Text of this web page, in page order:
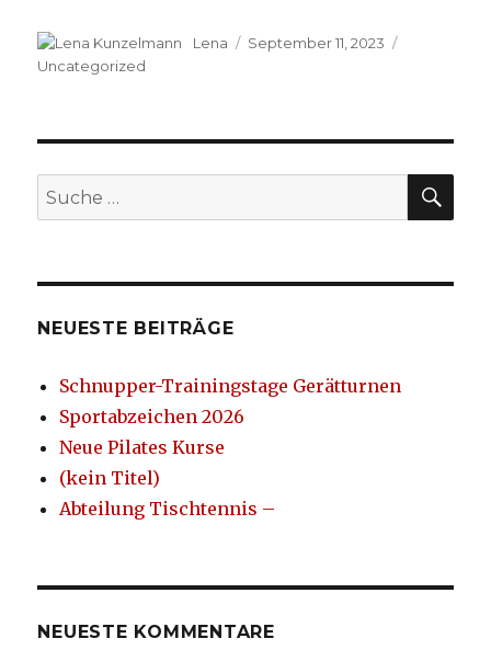
Autor
Lena
Veröffentlicht
September 11, 2023
Uncategorized
Suche
nach:
NEUESTE BEITRÄGE
Schnupper-Trainingstage Gerätturnen
Sportabzeichen 2026
Neue Pilates Kurse
(kein Titel)
Abteilung Tischtennis –
NEUESTE KOMMENTARE